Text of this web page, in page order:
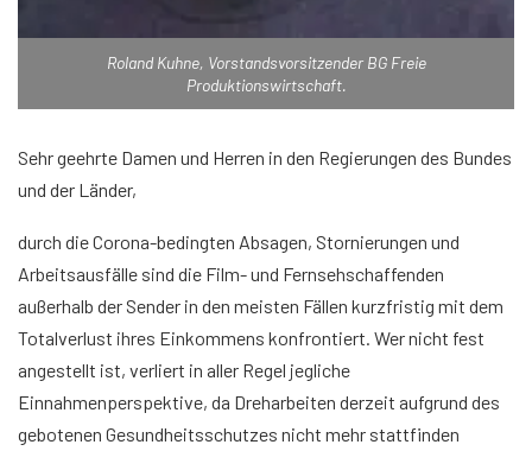
Roland Kuhne, Vorstandsvorsitzender BG Freie
Produktionswirtschaft.
Sehr geehrte Damen und Herren in den Regierungen des Bundes
und der Länder,
durch die Corona-bedingten Absagen, Stornierungen und
Arbeitsausfälle sind die Film- und Fernsehschaffenden
außerhalb der Sender in den meisten Fällen kurzfristig mit dem
Totalverlust ihres Einkommens konfrontiert. Wer nicht fest
angestellt ist, verliert in aller Regel jegliche
Einnahmenperspektive, da Dreharbeiten derzeit aufgrund des
gebotenen Gesundheitsschutzes nicht mehr stattfinden